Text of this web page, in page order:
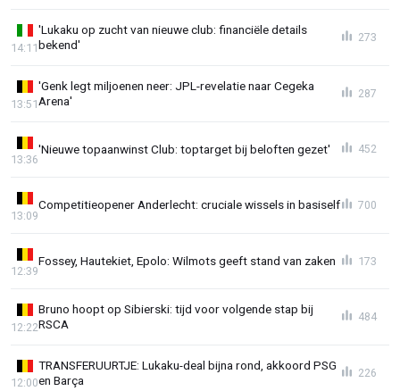
'Lukaku op zucht van nieuwe club: financiële details
bekend'
14:11
273
'Genk legt miljoenen neer: JPL-revelatie naar Cegeka
Arena'
13:51
287
'Nieuwe topaanwinst Club: toptarget bij beloften gezet'
13:36
452
Competitieopener Anderlecht: cruciale wissels in basiself
13:09
700
Fossey, Hautekiet, Epolo: Wilmots geeft stand van zaken
12:39
173
Bruno hoopt op Sibierski: tijd voor volgende stap bij
RSCA
12:22
484
TRANSFERUURTJE: Lukaku-deal bijna rond, akkoord PSG
en Barça
12:00
226